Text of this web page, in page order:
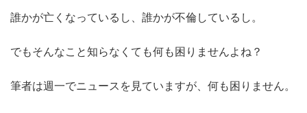
誰かが亡くなっているし、誰かが不倫しているし。
でもそんなこと知らなくても何も困りませんよね？
筆者は週一でニュースを見ていますが、何も困りません。